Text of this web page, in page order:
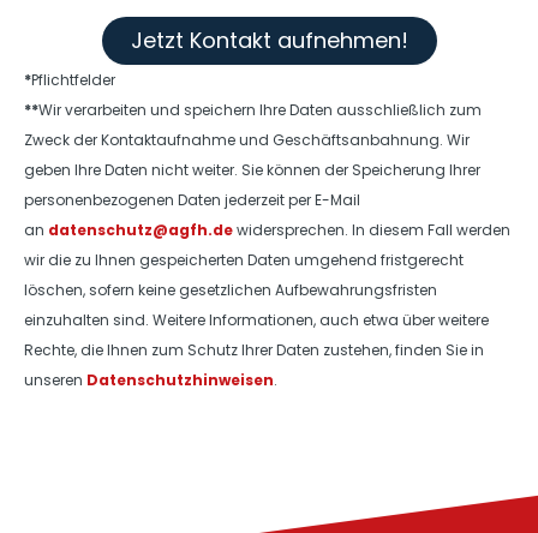
Jetzt Kontakt aufnehmen!
*Pflichtfelder
**Wir verarbeiten und speichern Ihre Daten ausschließlich zum
Zweck der Kontaktaufnahme und Geschäftsanbahnung. Wir
geben Ihre Daten nicht weiter. Sie können der Speicherung Ihrer
personenbezogenen Daten jederzeit per E-Mail
an datenschutz@agfh.dewidersprechen. In diesem Fall werden
wir die zu Ihnen gespeicherten Daten umgehend fristgerecht
löschen, sofern keine gesetzlichen Aufbewahrungsfristen
einzuhalten sind. Weitere Informationen, auch etwa über weitere
Rechte, die Ihnen zum Schutz Ihrer Daten zustehen, finden Sie in
unseren Datenschutzhinweisen.